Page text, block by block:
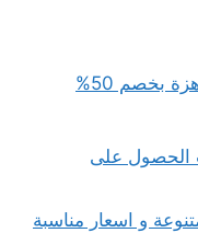
بخصم 50%
الحصول على
و اسعار مناسبة